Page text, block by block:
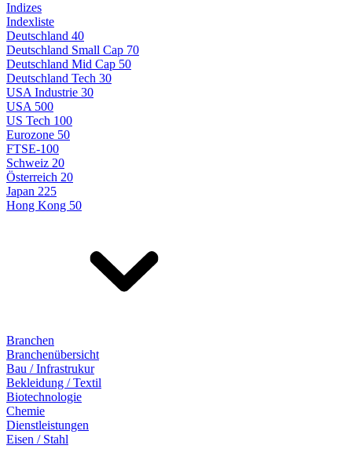
Indizes
Indexliste
Deutschland 40
Deutschland Small Cap 70
Deutschland Mid Cap 50
Deutschland Tech 30
USA Industrie 30
USA 500
US Tech 100
Eurozone 50
FTSE-100
Schweiz 20
Österreich 20
Japan 225
Hong Kong 50
Branchen
Branchenübersicht
Bau / Infrastrukur
Bekleidung / Textil
Biotechnologie
Chemie
Dienstleistungen
Eisen / Stahl